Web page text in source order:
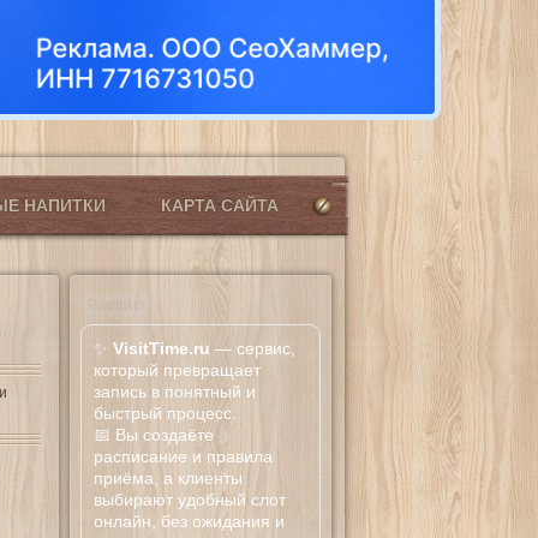
НАПИТКИ КАРТА САЙТА
✨ VisitTime.ru — сервис,
который превращает
запись в понятный и
быстрый процесс.
📅 Вы создаёте
расписание и правила
приёма, а клиенты
выбирают удобный слот
онлайн, без ожидания и